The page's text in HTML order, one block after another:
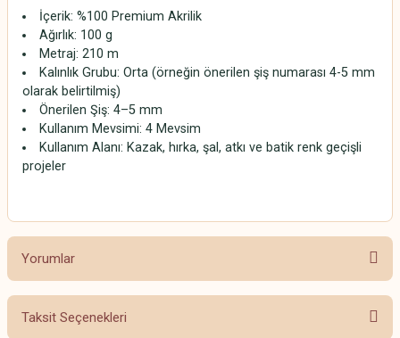
İçerik: %100 Premium Akrilik
Ağırlık: 100 g
Metraj: 210 m
Kalınlık Grubu: Orta (örneğin önerilen şiş numarası 4-5 mm
olarak belirtilmiş)
Önerilen Şiş: 4–5 mm
Kullanım Mevsimi: 4 Mevsim
Kullanım Alanı: Kazak, hırka, şal, atkı ve batik renk geçişli
projeler
Yorumlar
Taksit Seçenekleri